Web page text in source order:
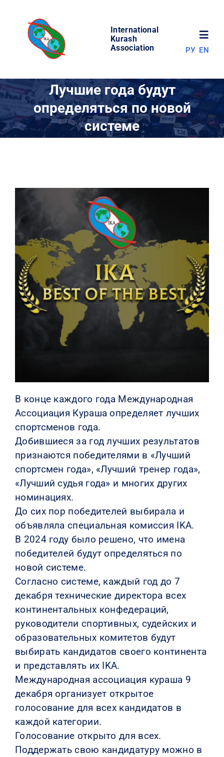
content
International
Kurash
Association
МИР КУРАША
КОНТАКТЫ
РУ EN
Лучшие года будут
определяться по новой
системе
В конце каждого года Международная
Ассоциация Кураша определяет лучших
спортсменов года.
Добившиеся за год лучших результатов
признаются победителями в «Лучший
спортсмен года», «Лучший тренер года»,
«Лучший судья года» и многих других
номинациях.
До сих пор победителей выбирала и
объявляла специальная комиссия IKA.
В 2024 году было решено, что имена
победителей будут определяться по
новой системе.
Согласно системе, каждый год до 7
декабря технические директора всех
континентальных конфедераций,
руководители спортивных, судейских и
образовательных комитетов будут
выбирать кандидатов своего континента
и представлять их IKA.
Международная ассоциация кураша 9
декабря организует открытое
голосование для всех кандидатов в
каждой категории.
Голосование открыто для всех.
Поддержать свою кандидатуру можно в